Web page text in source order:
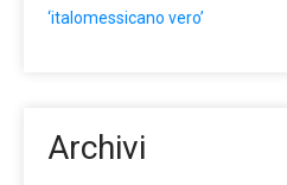
‘italomessicano vero’
Archivi